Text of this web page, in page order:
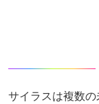
サイラスは複数